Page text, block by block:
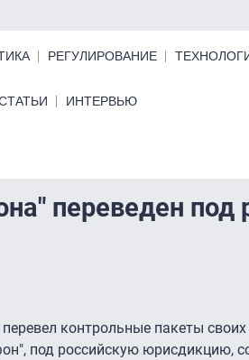
РЕГУЛИРОВАНИЕ
ИНТЕРВЬЮ
переведен под
контрольные пакеты своих
под российскую юрисдикцию,